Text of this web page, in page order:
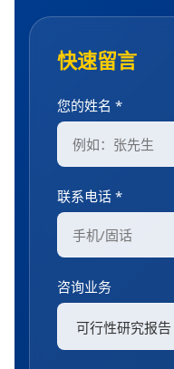
快速留言
您的姓名 *
联系电话 *
咨询业务